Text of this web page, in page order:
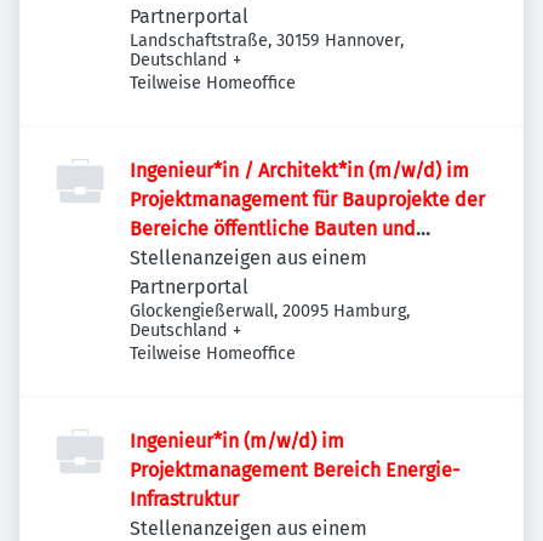
Partnerportal
Landschaftstraße, 30159 Hannover,
Deutschland +
Teilweise Homeoffice
Ingenieur*in / Architekt*in (m/w/d) im
Projektmanagement für Bauprojekte der
Bereiche öffentliche Bauten und
Industriebauten / Infrastruktur
Stellenanzeigen aus einem
Partnerportal
Glockengießerwall, 20095 Hamburg,
Deutschland +
Teilweise Homeoffice
Ingenieur*in (m/w/d) im
Projektmanagement Bereich Energie-
Infrastruktur
Stellenanzeigen aus einem